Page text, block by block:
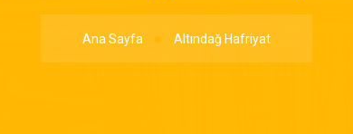
Ana Sayfa Altındağ Hafriyat